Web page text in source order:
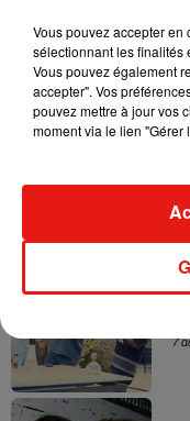
7
7
Vous pouvez accepter en
sélectionnant les finalités
Vous pouvez également
accepter". Vos
pouvez mettre à jour vos
moment via le lien "Gérer